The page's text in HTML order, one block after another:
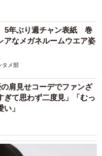
5年ぶり週チャン表紙 巻
アなメガネルームウエア姿
タメ部
肩見せコーデでファンざ
て思わず二度見」「むっ
」